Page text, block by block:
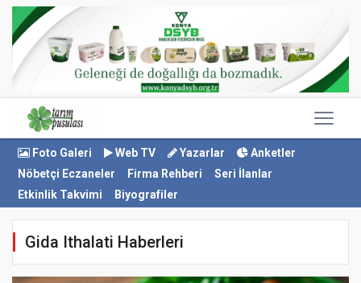
Foto Galeri Web TV Yazarlar
Anketler
Nöbetçi Eczaneler
Firma Rehberi
Seri İlanlar
Etkinlik Takvimi
Biyografiler
Gida Ithalati Haberleri